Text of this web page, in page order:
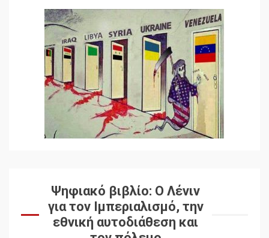
Ψηφιακό βιβλίο: Ο Λένιν
για τον Ιμπεριαλισμό, την
εθνική αυτοδιάθεση και